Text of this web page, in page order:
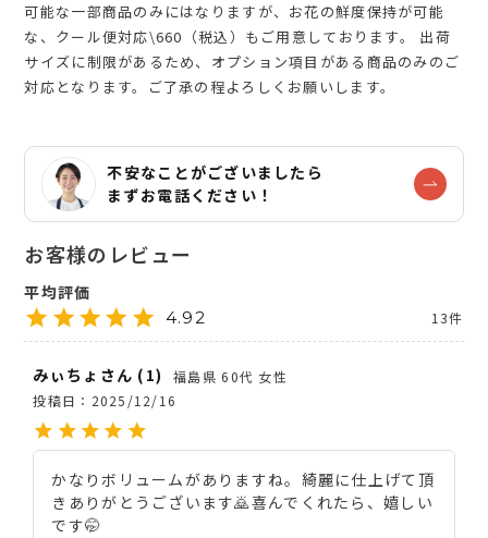
可能な一部商品のみにはなりますが、お花の鮮度保持が可能
な、クール便対応\660（税込）もご用意しております。 出荷
サイズに制限があるため、オプション項目がある商品のみのご
対応となります。ご了承の程よろしくお願いします。
不安なことがございましたら
まずお電話ください！
4.92 13
みぃちょ 1 福島県 60代 女性
投稿日
2025/12/16
かなりボリュームがありますね。綺麗に仕上げて頂
きありがとうございます🙇喜んでくれたら、嬉しい
です🤭